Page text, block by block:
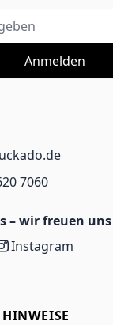
Anmelden
7060
– wir freuen
Instagram